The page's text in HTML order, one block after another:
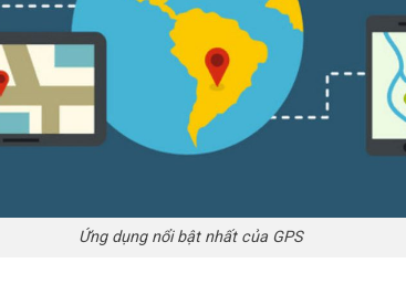
Ứng dụng nổi bật nhất của GPS